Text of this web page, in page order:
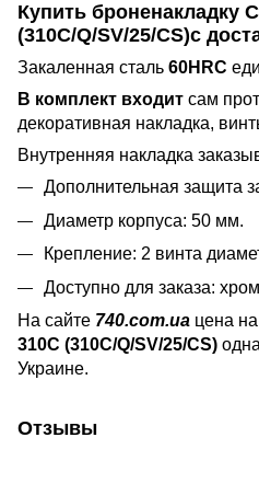
Купить броненакладку
(310C/Q/SV/25/CS)с
Закаленная сталь 60HRC
В комплект входит сам
декоративная накладка,
Внутренняя накладка
Дополнительная защита
Диаметр корпуса: 50 мм.
Крепление: 2 винта
Доступно для заказа:
На сайте 740.com.ua цена на
310С (310C/Q/SV/25/CS)
Украине.
Отзывы